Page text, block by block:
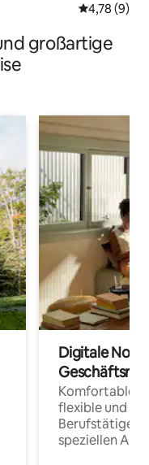
4,78 (9)
großartige
Digitale
Komfortable
flexible und
Berufstätige
speziellen